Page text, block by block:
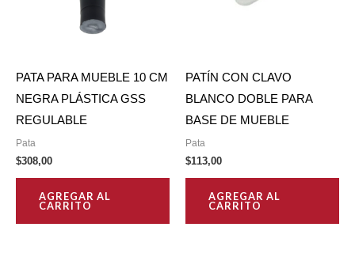
PATA PARA MUEBLE 10 CM
NEGRA PLÁSTICA GSS
REGULABLE
Pata
$308,00
AGREGAR AL
CARRITO
PATÍN CON CLAVO
BLANCO DOBLE PARA
BASE DE MUEBLE
Pata
$113,00
AGREGAR AL
CARRITO